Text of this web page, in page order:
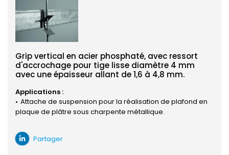
Grip vertical en acier phosphaté, avec ressort
d'accrochage pour tige lisse diamètre 4 mm
avec une épaisseur allant de 1,6 à 4,8 mm.
Applications :
Attache de suspension pour la réalisation de plafond en
plaque de plâtre sous charpente métallique.
Partager